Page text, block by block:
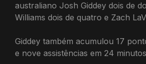
australiano Josh Giddey dois de
Williams dois de quatro e Zach
Giddey também acumulou 17
e nove assistências em 24